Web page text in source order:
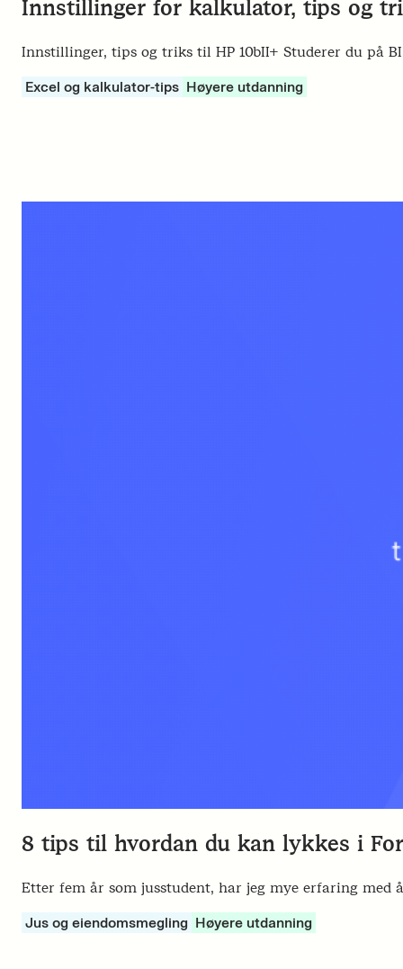
Innstillinger for kalkulator, tips og
Innstillinger, tips og triks til HP 10bII+ Studerer du på
Excel og kalkulator-tips Høyere utdanning
8 tips til hvordan du kan lykkes i
Etter fem år som jusstudent, har jeg mye erfaring med
Jus og eiendomsmegling Høyere utdanning